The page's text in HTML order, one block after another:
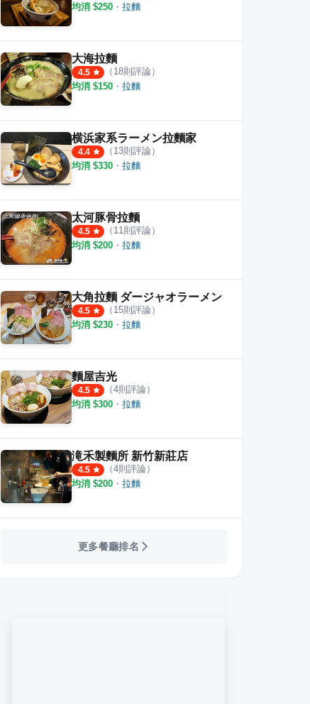
則評論
均消 $250 ・ 拉麵
大海拉麵
4.5 （ 18則評論）
均消 $150 ・ 拉麵
横浜家系ラーメン拉麵家
4.4 （ 13則評論）
均消 $330 ・ 拉麵
太河豚骨拉麵
4.5 （ 11則評論）
均消 $200 ・ 拉麵
大角拉麵 ダージャオラーメン
4.5 （ 15則評論）
均消 $230 ・ 拉麵
麵屋吉光
4.5 （4則評論）
均消 $300 ・ 拉麵
滝禾製麵所 新竹新莊店
4.5 （4則評論）
均消 $200 ・ 拉麵
更多餐廳排名